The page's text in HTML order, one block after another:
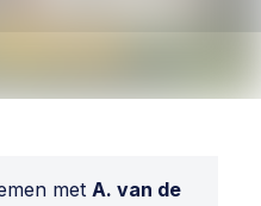
met A. van de